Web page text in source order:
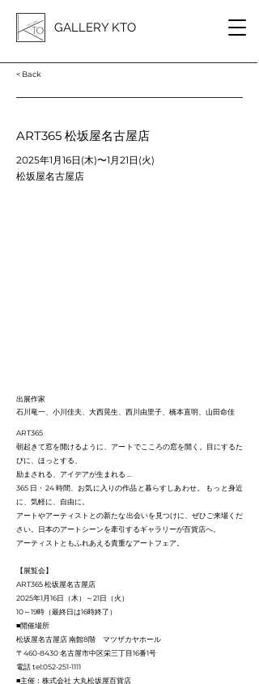
GALLERY KTO
< Back
ART365 松坂屋名古屋店
2025年1月16日(木)〜1月21日(火)
松坂屋名古屋店
出展作家
石川竜一、小川佳夫、大西晃生、西川由里子、橋本直明、山田命佳
ART365
朝起きて窓を開けるように、アートでこころの窓を開く。目にするた
びに、ほっとする、
励まされる、アイデアが生まれる ...
365 日・24 時間、お気に入りの作品と暮らすしあわせ。 もっと身近
に、気軽に、自由に。
アートやアーティストとの新たな出会いを見つけに、ぜひご来場くだ
さい。日本のアートシーンを牽引するギャラリーが百貨店へ。
アーティストともふれあえる貴重なアートフェア。
【展覧会】
ART365 松坂屋名古屋店
2025年1月16日（木）～21日（火）
10～19時（最終日は16時終了）
■開催場所
松坂屋名古屋店 南館8階 マツザカヤホール
〒460-8430 名古屋市中区栄三丁目16番1号
電話 tel:052-251-1111
■主催：株式会社 大丸松坂屋百貨店